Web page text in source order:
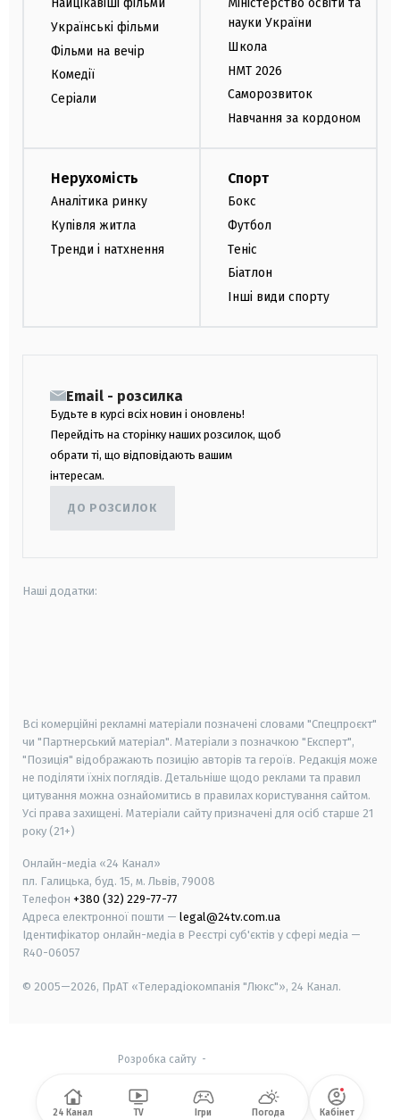
Найцікавіші фільми
Українські фільми
Фільми на вечір
Комедії
Серіали
Міністерство освіти та
науки України
Школа
НМТ 2026
Саморозвиток
Навчання за кордоном
Нерухомість
Аналітика ринку
Купівля житла
Тренди і натхнення
Спорт
Бокс
Футбол
Теніс
Біатлон
Інші види спорту
Email - розсилка
Будьте в курсі всіх новин і оновлень!
Перейдіть на сторінку наших розсилок, щоб
обрати ті, що відповідають вашим
інтересам.
ДО РОЗСИЛОК
Наші додатки:
Всі комерційні рекламні матеріали позначені словами "Спецпроєкт"
чи "Партнерський матеріал". Матеріали з позначкою "Експерт",
"Позиція" відображають позицію авторів та героїв. Редакція може
не поділяти їхніх поглядів. Детальніше щодо реклами та правил
цитування можна ознайомитись в правилах користування сайтом.
Усі права захищені. Матеріали сайту призначені для осіб старше 21
року (21+)
Онлайн-медіа «24 Канал»
пл. Галицька, буд. 15, м. Львів, 79008
Телефон +380 (32) 229-77-77
Адреса електронної пошти — legal@24tv.com.ua
Ідентифікатор онлайн-медіа в Реєстрі суб'єктів у сфері медіа —
R40-06057
© 2005—2026, ПрАТ «Телерадіокомпанія "Люкс"», 24 Канал.
Розробка сайту-
24 Канал TV Ігри Погода Кабінет